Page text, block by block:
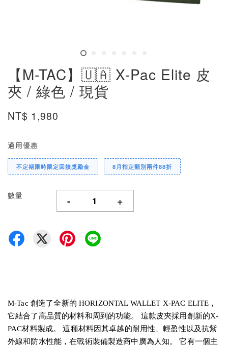
【M-TAC】🇺🇦 X-Pac Elite 皮
夾 / 綠色 / 現貨
NT$ 1,980
適用優惠
不定期限時限定回饋獎勵金 8月指定類別兩件88折
數量 - +
M-Tac 創造了全新的 HORIZONTAL WALLET X-PAC ELITE，
它結合了高品質的材料和周到的功能。 這款皮夾採用創新的X-
PAC材料製成。 這種材料因其卓越的耐用性、輕盈性以及抗紫
外線和防水性能，在戰術裝備製造商中廣為人知。 它有一個主